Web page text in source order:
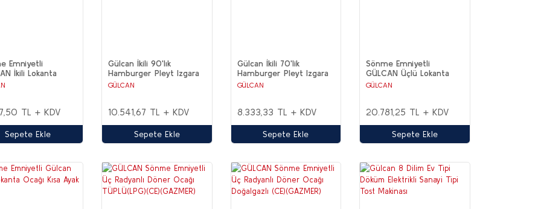
Emniyetli
İkili Lokanta
Yüksek Ayak (CE)
TL + KDV
Sepete Ekle
Gülcan İkili 90'lık
Hamburger Pleyt Izgara
Elektrikli (CE)
GÜLCAN
10.541,67 TL + KDV
Sepete Ekle
Gülcan İkili 70'lik
Hamburger Pleyt Izgara
LPG-DOĞALGAZ (CE)
GÜLCAN
8.333,33 TL + KDV
Sepete Ekle
Sönme Emniyetli
GÜLCAN Üçlü Lokanta
Ocağı Yüksek Ayak (CE)
GÜLCAN
20.781,25 TL + KDV
Sepete Ekle